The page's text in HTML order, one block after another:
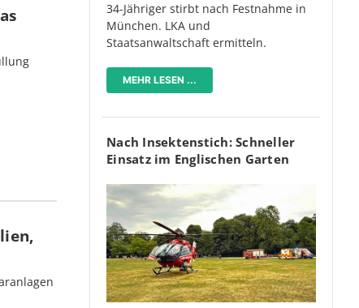
34-Jähriger stirbt nach Festnahme in
München. LKA und
Staatsanwaltschaft ermitteln.
MEHR LESEN ...
Nach Insektenstich: Schneller
Einsatz im Englischen Garten